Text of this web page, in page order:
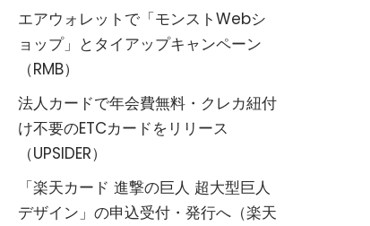
エアウォレットで「モンストWebシ
ョップ」とタイアップキャンペーン
（RMB）
法人カードで年会費無料・クレカ紐付
け不要のETCカードをリリース
（UPSIDER）
「楽天カード 進撃の巨人 超大型巨人
デザイン」の申込受付・発行へ（楽天